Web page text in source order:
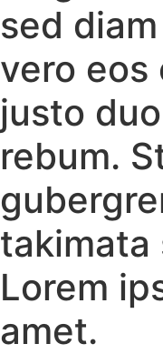
sed
vero eos
justo
rebum.
takimata
Lorem
amet.